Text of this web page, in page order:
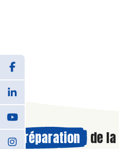
Préparation de la